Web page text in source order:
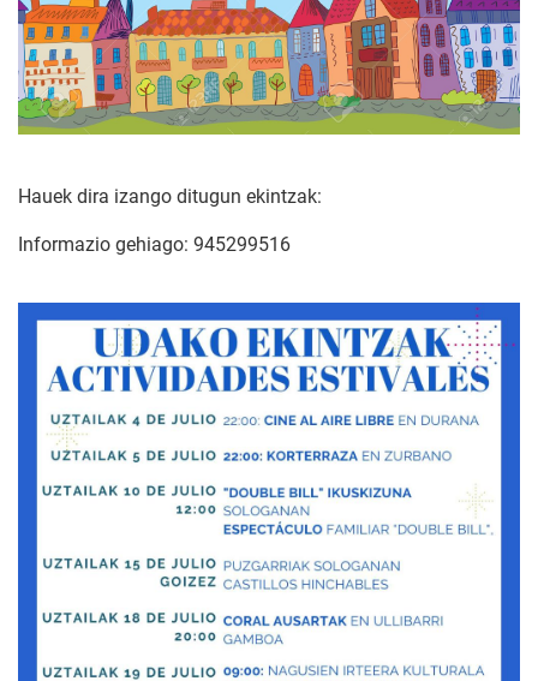
Hauek dira izango ditugun ekintzak:
Informazio gehiago: 945299516